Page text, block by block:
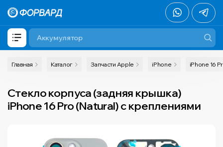
Главная Каталог Запчасти Apple iPhone iPhone 16
Стекло корпуса (задняя крышка)
iPhone 16 Pro (Natural) с креплениями